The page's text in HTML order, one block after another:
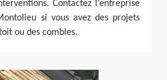
Contactez l’entreprise
si vous avez des projets
ou des combles.